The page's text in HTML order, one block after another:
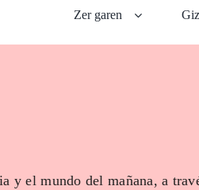
Zer garen
y el mundo del mañana, a